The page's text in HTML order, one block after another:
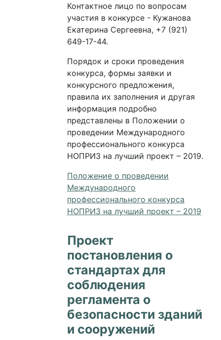
Контактное лицо по вопросам
участия в конкурсе - Кужанова
Екатерина Сергеевна, +7 (921)
649-17-44.
Порядок и сроки проведения
конкурса, формы заявки и
конкурсного предложения,
правила их заполнения и другая
информация подробно
представлены в Положении о
проведении Международного
профессионального конкурса
НОПРИЗ на лучший проект – 2019.
Положение о проведении
Международного
профессионального конкурса
НОПРИЗ на лучший проект – 2019
Проект
постановления о
стандартах для
соблюдения
регламента о
безопасности зданий
и сооружений